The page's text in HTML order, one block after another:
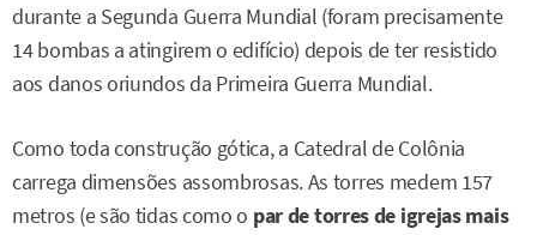
durante a Segunda Guerra Mundial (foram precisamente
14 bombas a atingirem o edifício) depois de ter resistido
aos danos oriundos da Primeira Guerra Mundial.
Como toda construção gótica, a Catedral de Colônia
carrega dimensões assombrosas. As torres medem 157
metros (e são tidas como o par de torres de igrejas mais